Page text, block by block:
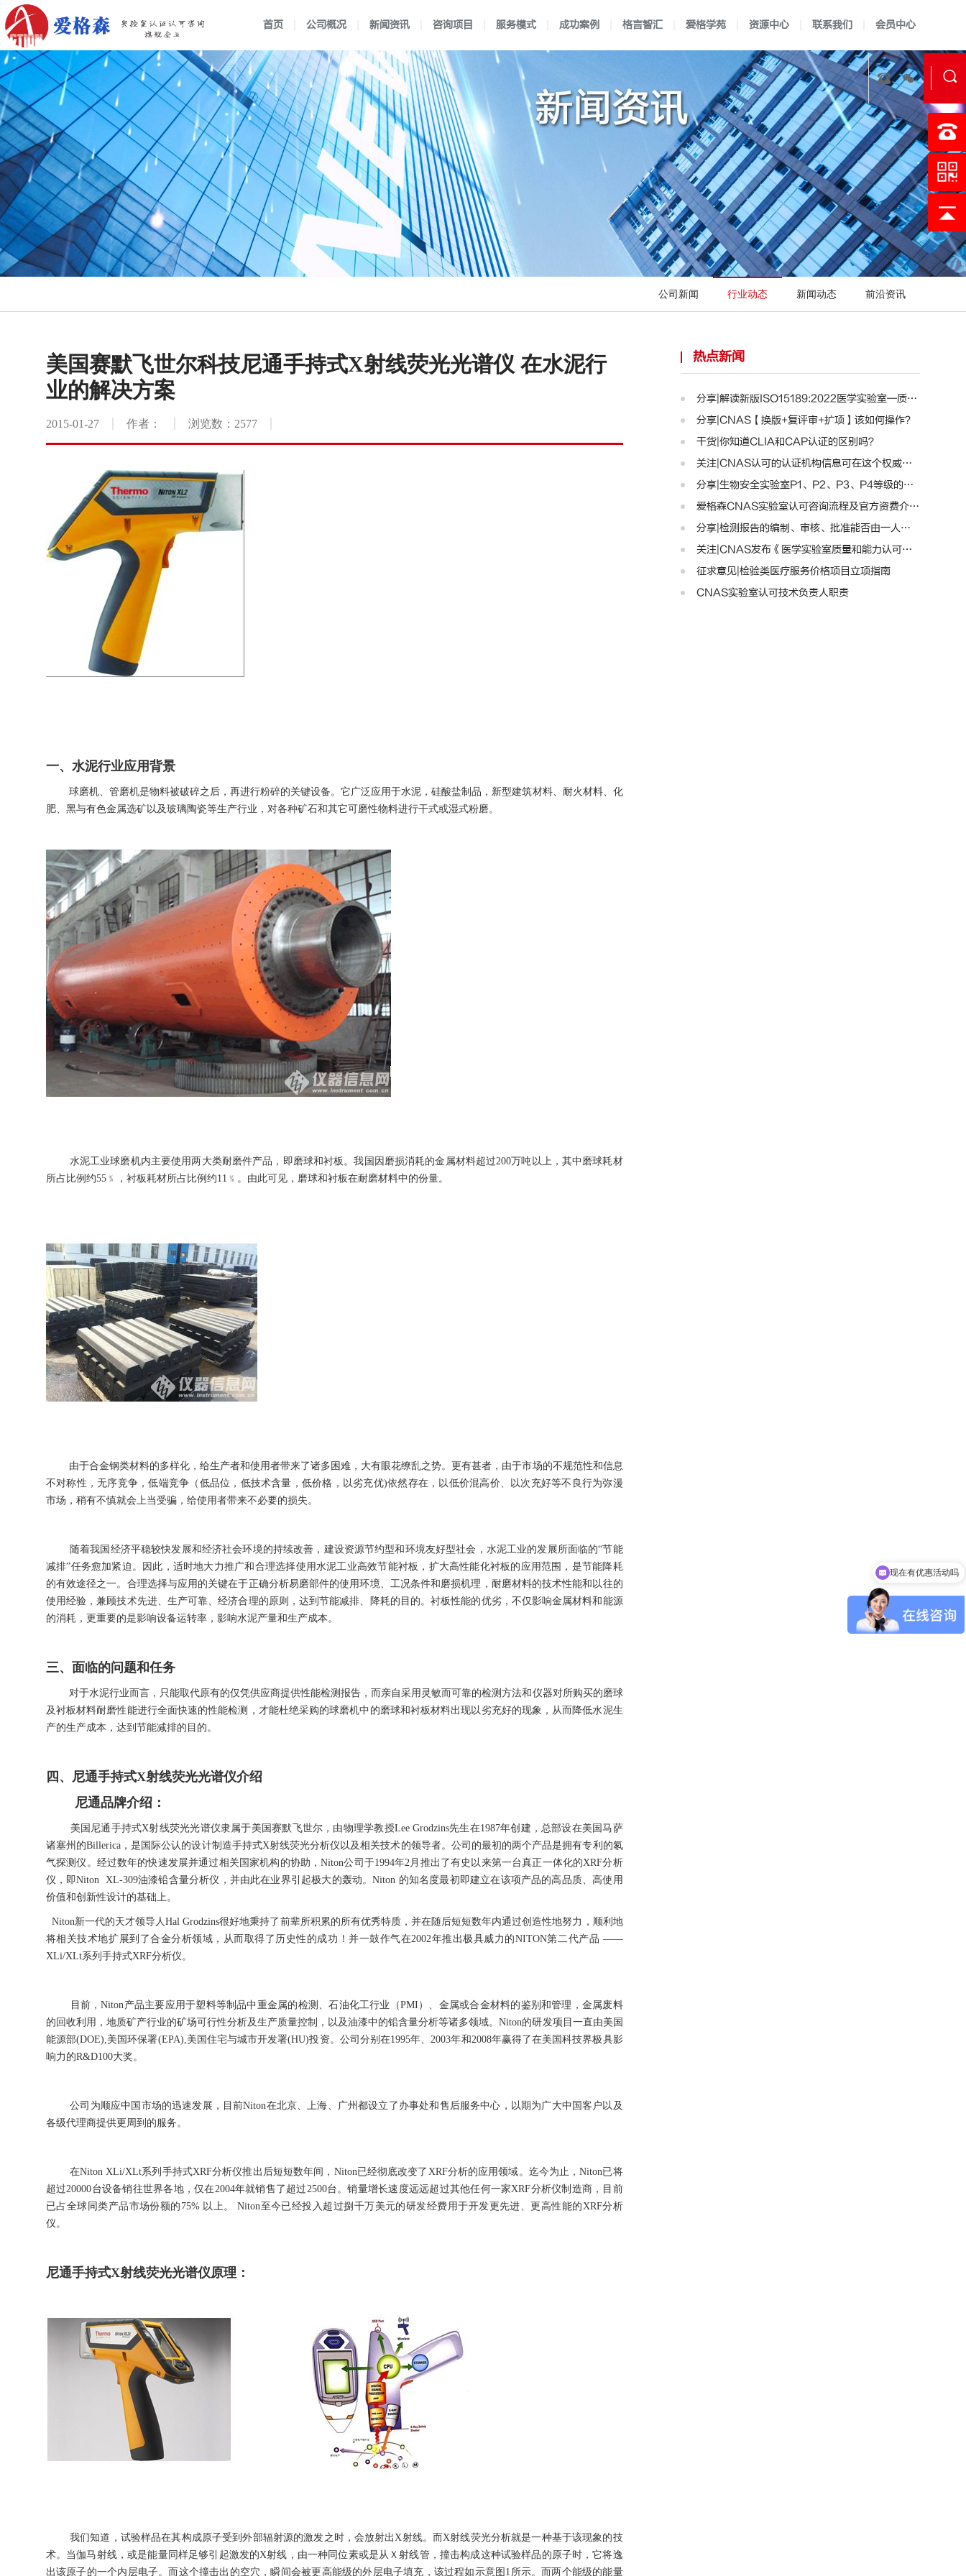
首页 公司概况
企业介绍 组织架构 战略管理 独特优势 企业文化
新闻资讯
行业动态 公司新闻 新闻动态 前沿资讯
咨询项目
国家实验室认可 医学实验室认可 国防实验室认可 校准实验室建标 LIMS软件开发 科研实验
服务模式
认可流程 合作流程
成功案例
行业案例
格言智汇 爱格学苑 资源中心
认可准则 认可说明 认可方案 技术报告
联系我们 会员中心
公司新闻 行业动态 新闻动态 前沿资讯
美国赛默飞世尔科技尼通手持式X射线荧光光谱仪 在水泥行
业的解决方案
2015-01-27 作者： 浏览数：2577
一、水泥行业应用背景
球磨机、管磨机是物料被破碎之后，再进行粉碎的关键设备。它广泛应用于水泥，硅酸盐制品，新型建筑材料、耐火材料、化
肥、黑与有色金属选矿以及玻璃陶瓷等生产行业，对各种矿石和其它可磨性物料进行干式或湿式粉磨。
水泥工业球磨机内主要使用两大类耐磨件产品，即磨球和衬板。我国因磨损消耗的金属材料超过200万吨以上，其中磨球耗材
所占比例约55﹪，衬板耗材所占比例约11﹪。由此可见，磨球和衬板在耐磨材料中的份量。
由于合金钢类材料的多样化，给生产者和使用者带来了诸多困难，大有眼花缭乱之势。更有甚者，由于市场的不规范性和信息
不对称性，无序竞争，低端竞争（低品位，低技术含量，低价格，以劣充优)依然存在，以低价混高价、以次充好等不良行为弥漫
市场，稍有不慎就会上当受骗，给使用者带来不必要的损失。
随着我国经济平稳较快发展和经济社会环境的持续改善，建设资源节约型和环境友好型社会，水泥工业的发展所面临的“节能
减排”任务愈加紧迫。因此，适时地大力推广和合理选择使用水泥工业高效节能衬板，扩大高性能化衬板的应用范围，是节能降耗
的有效途径之一。合理选择与应用的关键在于正确分析易磨部件的使用环境、工况条件和磨损机理，耐磨材料的技术性能和以往的
使用经验，兼顾技术先进、生产可靠、经济合理的原则，达到节能减排、降耗的目的。衬板性能的优劣，不仅影响金属材料和能源
的消耗，更重要的是影响设备运转率，影响水泥产量和生产成本。
三、面临的问题和任务
对于水泥行业而言，只能取代原有的仅凭供应商提供性能检测报告，而亲自采用灵敏而可靠的检测方法和仪器对所购买的磨球
及衬板材料耐磨性能进行全面快速的性能检测，才能杜绝采购的球磨机中的磨球和衬板材料出现以劣充好的现象，从而降低水泥生
产的生产成本，达到节能减排的目的。
四、尼通手持式X射线荧光光谱仪介绍
尼通品牌介绍：
美国尼通手持式X射线荧光光谱仪隶属于美国赛默飞世尔，由物理学教授Lee Grodzins先生在1987年创建，总部设在美国马萨
诸塞州的Billerica，是国际公认的设计制造手持式X射线荧光分析仪以及相关技术的领导者。公司的最初的两个产品是拥有专利的氡
气探测仪。经过数年的快速发展并通过相关国家机构的协助，Niton公司于1994年2月推出了有史以来第一台真正一体化的XRF分析
仪，即Niton XL-309油漆铅含量分析仪，并由此在业界引起极大的轰动。Niton 的知名度最初即建立在该项产品的高品质、高使用
价值和创新性设计的基础上。
Niton新一代的天才领导人Hal Grodzins很好地秉持了前辈所积累的所有优秀特质，并在随后短短数年内通过创造性地努力，顺利地
将相关技术地扩展到了合金分析领域，从而取得了历史性的成功！并一鼓作气在2002年推出极具威力的NITON第二代产品 ——
XLi/XLt系列手持式XRF分析仪。
目前，Niton产品主要应用于塑料等制品中重金属的检测、石油化工行业（PMI）、金属或合金材料的鉴别和管理，金属废料
的回收利用，地质矿产行业的矿场可行性分析及生产质量控制，以及油漆中的铅含量分析等诸多领域。Niton的研发项目一直由美国
能源部(DOE),美国环保署(EPA),美国住宅与城市开发署(HU)投资。公司分别在1995年、2003年和2008年赢得了在美国科技界极具影
响力的R&D100大奖。
公司为顺应中国市场的迅速发展，目前Niton在北京、上海、广州都设立了办事处和售后服务中心，以期为广大中国客户以及
各级代理商提供更周到的服务。
在Niton XLi/XLt系列手持式XRF分析仪推出后短短数年间，Niton已经彻底改变了XRF分析的应用领域。迄今为止，Niton已将
超过20000台设备销往世界各地，仅在2004年就销售了超过2500台。销量增长速度远远超过其他任何一家XRF分析仪制造商，目前
已占全球同类产品市场份额的75% 以上。 Niton至今已经投入超过捌千万美元的研发经费用于开发更先进、更高性能的XRF分析
仪。
尼通手持式X射线荧光光谱仪原理：
我们知道，试验样品在其构成原子受到外部辐射源的激发之时，会放射出X射线。而X射线荧光分析就是一种基于该现象的技
术。当伽马射线，或是能量同样足够引起激发的X射线，由一种同位素或是从Ｘ射线管，撞击构成这种试验样品的原子时，它将逸
出该原子的一个内层电子。而这个撞击出的空穴，瞬间会被更高能级的外层电子填充，该过程如示意图1所示。而两个能级的能量
热点新闻
分享|解读新版ISO15189:2022医学实验室—质量和能力标准..
分享|CNAS【换版+复评审+扩项】该如何操作？
干货|你知道CLIA和CAP认证的区别吗？
关注|CNAS认可的认证机构信息可在这个权威平台查询啦！..
分享|生物安全实验室P1、P2、P3、P4等级的区别
爱格森CNAS实验室认可咨询流程及官方资费介绍!
分享|检测报告的编制、审核、批准能否由一人完成？
关注|CNAS发布《医学实验室质量和能力认可准则》的通知..
征求意见|检验类医疗服务价格项目立项指南
CNAS实验室认可技术负责人职责
可以介绍下你们的产品么